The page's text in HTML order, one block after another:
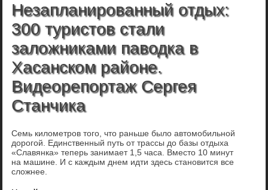
Незапланированный отдых:
300 туристов стали
заложниками паводка в
Хасанском районе.
Видеорепортаж Сергея
Станчика
Семь километров того, что раньше было автомобильной
дорогой. Единственный путь от трассы до базы отдыха
«Славянка» теперь занимает 1,5 часа. Вместо 10 минут
на машине. И с каждым днем идти здесь становится все
сложнее.